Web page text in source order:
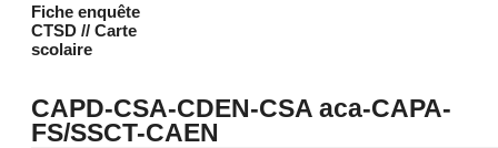
Fiche enquête
CTSD // Carte
scolaire
CAPD-CSA-CDEN-CSA aca-CAPA-
FS/SSCT-CAEN